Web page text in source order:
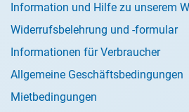
Information und Hilfe zu unserem
Widerrufsbelehrung und -formular
Informationen für Verbraucher
Allgemeine Geschäftsbedingungen
Mietbedingungen